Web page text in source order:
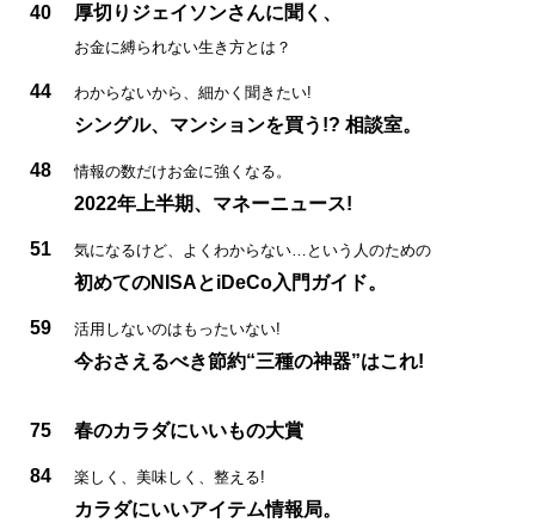
40 厚切りジェイソンさんに聞く、
お金に縛られない生き方とは？
44 わからないから、細かく聞きたい!
シングル、マンションを買う!? 相談室。
48 情報の数だけお金に強くなる。
2022年上半期、マネーニュース!
51 気になるけど、よくわからない…という人のための
初めてのNISAとiDeCo入門ガイド。
59 活用しないのはもったいない!
今おさえるべき節約“三種の神器”はこれ!
75 春のカラダにいいもの大賞
84 楽しく、美味しく、整える!
カラダにいいアイテム情報局。